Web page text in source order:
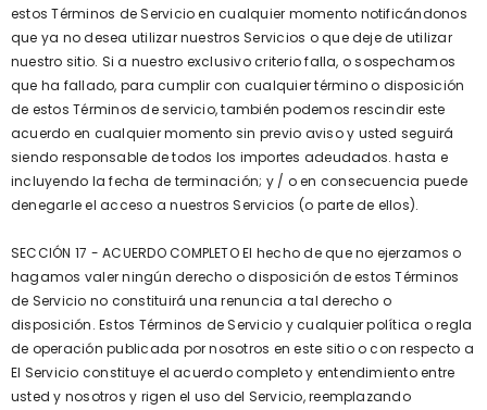
estos Términos de Servicio en cualquier momento notificándonos
que ya no desea utilizar nuestros Servicios o que deje de utilizar
nuestro sitio. Si a nuestro exclusivo criterio falla, o sospechamos
que ha fallado, para cumplir con cualquier término o disposición
de estos Términos de servicio, también podemos rescindir este
acuerdo en cualquier momento sin previo aviso y usted seguirá
siendo responsable de todos los importes adeudados. hasta e
incluyendo la fecha de terminación; y / o en consecuencia puede
denegarle el acceso a nuestros Servicios (o parte de ellos).
SECCIÓN 17 - ACUERDO COMPLETO El hecho de que no ejerzamos o
hagamos valer ningún derecho o disposición de estos Términos
de Servicio no constituirá una renuncia a tal derecho o
disposición. Estos Términos de Servicio y cualquier política o regla
de operación publicada por nosotros en este sitio o con respecto a
El Servicio constituye el acuerdo completo y entendimiento entre
usted y nosotros y rigen el uso del Servicio, reemplazando